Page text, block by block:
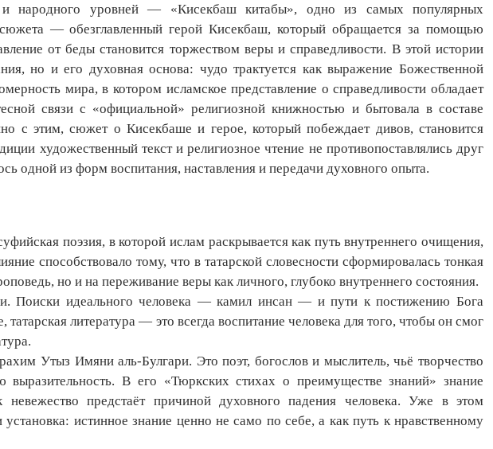
и народного уровней — «Кисекбаш китабы», одно из самых популярных
сюжета — обезглавленный герой Кисекбаш, который обращается за помощью
от беды становится торжеством веры и справедливости. В этой истории
но и его духовная основа: чудо трактуется как выражение Божественной
мира, в котором исламское представление о справедливости обладает
связи с «официальной» религиозной книжностью и бытовала в составе
с этим, сюжет о Кисекбаше и герое, который побеждает дивов, становится
художественный текст и религиозное чтение не противопоставлялись друг
одной из форм воспитания, наставления и передачи духовного опыта.
поэзия, в которой ислам раскрывается как путь внутреннего очищения,
способствовало тому, что в татарской словесности сформировалась тонкая
но и на переживание веры как личного, глубоко внутреннего состояния.
Поиски идеального человека — камил инсан — и пути к постижению Бога
литература — это всегда воспитание человека для того, чтобы он смог
Утыз Имяни аль-Булгари. Это поэт, богослов и мыслитель, чьё творчество
выразительность. В его «Тюркских стихах о преимуществе знаний» знание
предстаёт причиной духовного падения человека. Уже в этом
истинное знание ценно не само по себе, а как путь к нравственному